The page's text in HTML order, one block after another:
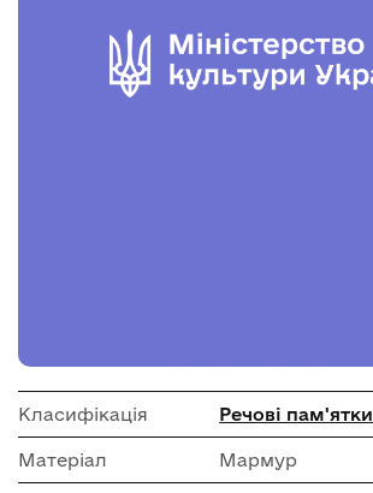
Класифікація Речові пам'ятки
Матеріал Мармур